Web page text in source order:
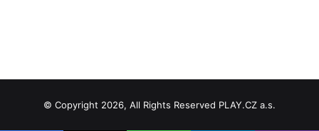
© Copyright 2026, All Rights Reserved PLAY.CZ a.s.